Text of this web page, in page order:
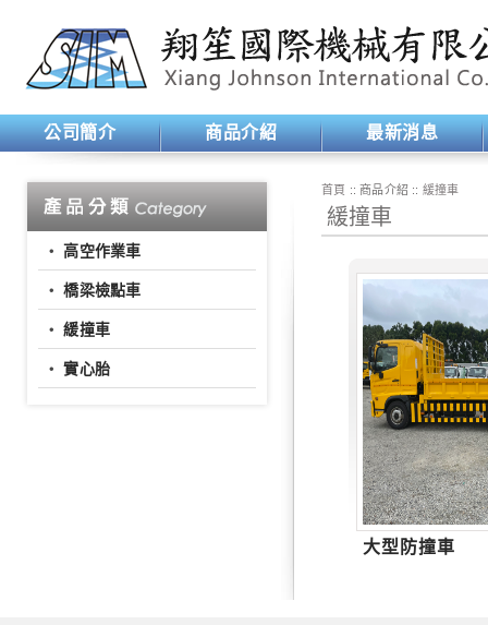
公司簡介 商品介紹 最新消息
‧高空作業車
‧橋梁檢點車
‧緩撞車
‧實心胎
首頁 :: 商品介紹 :: 緩撞車
緩撞車
大型防撞車